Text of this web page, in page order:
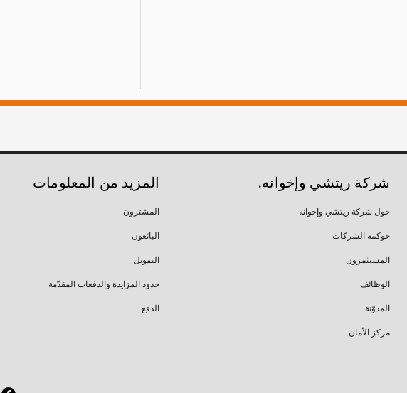
شركة ريتشي وإخوانه.
حول شركة ريتشي وإخوانه
حوكمة الشركات
المستثمرون
الوظائف
المدوّنة
مركز الأمان
المزيد من المعلومات
المشترون
البائعون
التمويل
حدود المزايدة والدفعات المقدّمة
الدفع